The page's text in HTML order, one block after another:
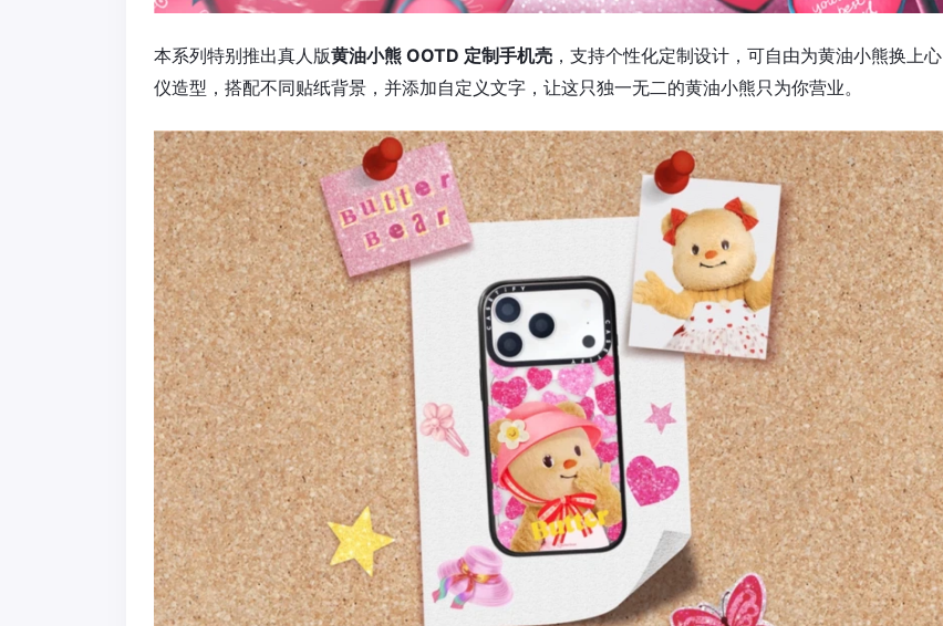
本系列特别推出真人版黄油小熊 OOTD 定制手机壳 ，支持个性化定制设计，可自由为黄油小熊换上心
仪造型，搭配不同贴纸背景，并添加自定义文字，让这只独一无二的黄油小熊只为你营业。